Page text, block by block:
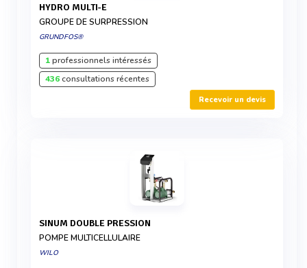
HYDRO MULTI-E
GROUPE DE SURPRESSION
GRUNDFOS®
1professionnels intéressés
436consultations récentes
Recevoir un devis
SINUM DOUBLE PRESSION
POMPE MULTICELLULAIRE
WILO